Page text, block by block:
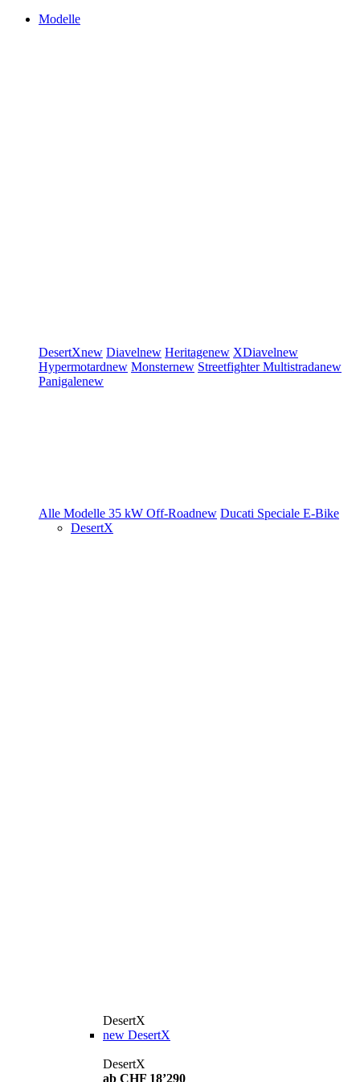
Modelle
DesertXnew Diavelnew Heritagenew XDiavelnew
Hypermotardnew Monsternew StreetfighterMultistradanew
Panigalenew
Alle Modelle 35 kW Off-Roadnew Ducati Speciale E-Bike
DesertX
DesertX
new DesertX
DesertX
ab CHF 18’290